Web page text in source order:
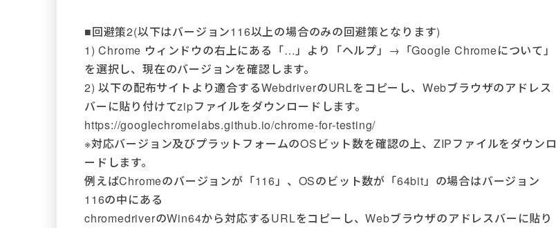
■回避策2(以下はバージョン116以上の場合のみの回避策となります)
1) Chrome ウィンドウの右上にある「…」より「ヘルプ」→「Google Chromeについて」
を選択し、現在のバージョンを確認します。
2) 以下の配布サイトより適合するWebdriverのURLをコピーし、Webブラウザのアドレス
バーに貼り付けてzipファイルをダウンロードします。
https://googlechromelabs.github.io/chrome-for-testing/
※対応バージョン及びプラットフォームのOSビット数を確認の上、ZIPファイルをダウンロ
ードします。
例えばChromeのバージョンが「116」、OSのビット数が「64bit」の場合はバージョン
116の中にある
chromedriverのWin64から対応するURLをコピーし、Webブラウザのアドレスバーに貼り